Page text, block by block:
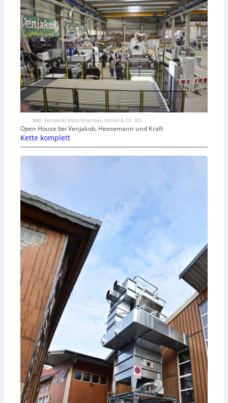
Bild: Venjakob Maschinenbau GmbH & Co. KG
Open House bei Venjakob, Heesemann und Kraft
Kette komplett